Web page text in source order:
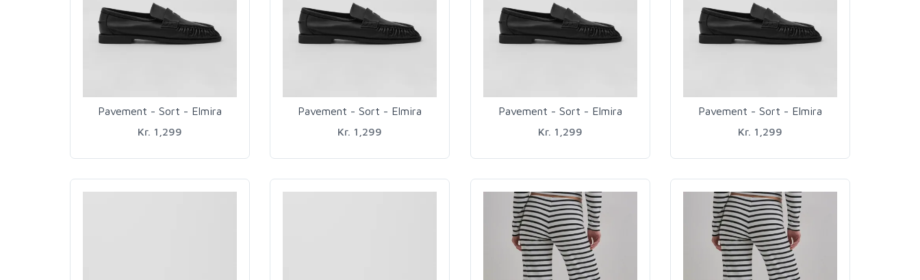
Pavement - Sort - Elmira
Kr. 1,299
Pavement - Sort - Elmira
Kr. 1,299
Pavement - Sort - Elmira
Kr. 1,299
Pavement - Sort - Elmira
Kr. 1,299